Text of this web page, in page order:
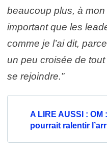
beaucoup plus, à mon
important que les
comme je l’ai dit,
un peu croisée de
se rejoindre.”
A LIRE AUSSI :
pourrait ralentir